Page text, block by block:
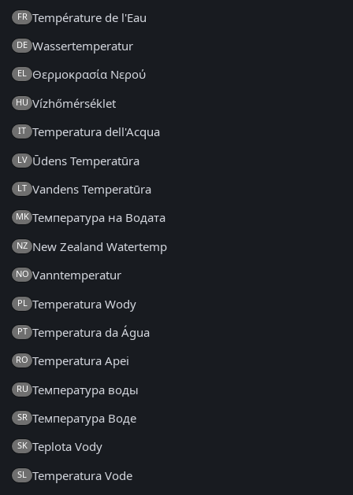
FR Température de l'Eau
DE Wassertemperatur
EL Θερμοκρασία Νερού
HU Vízhőmérséklet
IT Temperatura dell'Acqua
LV Ūdens Temperatūra
LT Vandens Temperatūra
MK Температура на Водата
NZ New Zealand Watertemp
NO Vanntemperatur
PL Temperatura Wody
PT Temperatura da Água
RO Temperatura Apei
RU Температура воды
SR Температура Воде
SK Teplota Vody
SL Temperatura Vode